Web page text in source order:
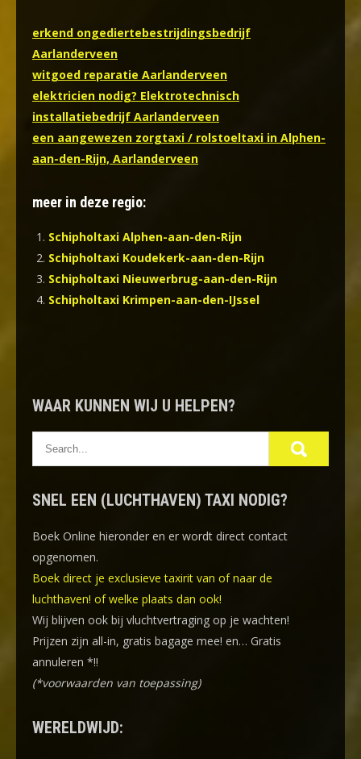
erkend ongediertebestrijdingsbedrijf
Aarlanderveen
witgoed reparatie Aarlanderveen
elektricien nodig? Elektrotechnisch
installatiebedrijf Aarlanderveen
een aangewezen zorgtaxi / rolstoeltaxi in Alphen-
aan-den-Rijn, Aarlanderveen
meer in deze regio:
Schipholtaxi Alphen-aan-den-Rijn
Schipholtaxi Koudekerk-aan-den-Rijn
Schipholtaxi Nieuwerbrug-aan-den-Rijn
Schipholtaxi Krimpen-aan-den-IJssel
WAAR KUNNEN WIJ U HELPEN?
SNEL EEN (LUCHTHAVEN) TAXI NODIG?
Boek Online hieronder en er wordt direct contact
opgenomen.
Boek direct je exclusieve taxirit van of naar de
luchthaven! of welke plaats dan ook!
Wij blijven ook bij vluchtvertraging op je wachten!
Prijzen zijn all-in, gratis bagage mee! en… Gratis
annuleren *!!
(*voorwaarden van toepassing)
WERELDWIJD: